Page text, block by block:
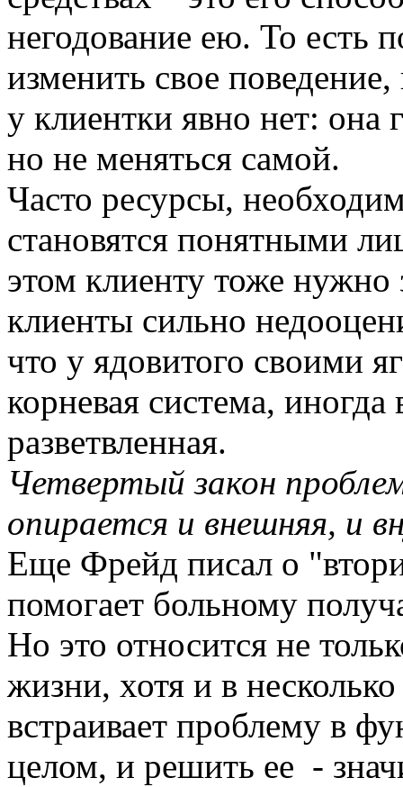
негодование ею. То есть
изменить свое
у клиентки явно нет: она
но не меняться самой.
Часто ресурсы,
становятся понятными
этом клиенту тоже нужно
клиенты сильно
что у ядовитого своими
корневая система, иногда
разветвленная.
Четвертый закон
опирается и внешняя, и
Еще Фрейд писал о
помогает больному
Но это относится не
жизни, хотя и в
встраивает проблему в
целом, и решить ее -